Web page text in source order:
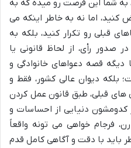
به شما این فرصت رو میده که به
کنید، اما نه به خاطر اینکه می
قبلی رو تکرار کنید، بلکه به
صدور رأی، از لحاظ قانونی یا
دیگه قصه دعواهای خانوادگی و
دیوان عالی کشور، فقط و
های قبلی، طبق قانون عمل کردن
کدومشون دنیایی از احساسات و
فرجام خواهی می تونه واقعاً
باید با دقت و آگاهی کامل قدم